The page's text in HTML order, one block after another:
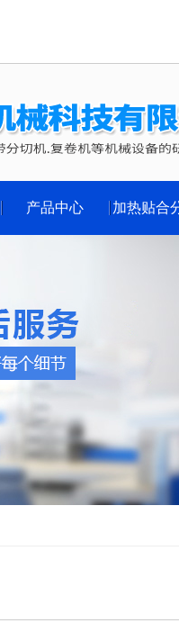
产品中心 加热贴合